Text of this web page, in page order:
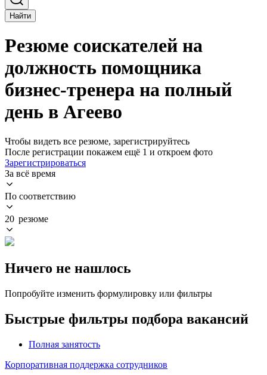
Найти
Резюме соискателей на
должность помощника
бизнес-тренера на полный
день в Агеево
Чтобы видеть все резюме, зарегистрируйтесь
После регистрации покажем ещё 1 и откроем фото
Зарегистрироваться
За всё время
По соответствию
20 резюме
Ничего не нашлось
Попробуйте изменить формулировку или фильтры
Быстрые фильтры подбора вакансий
Полная занятость
Корпоративная поддержка сотрудников